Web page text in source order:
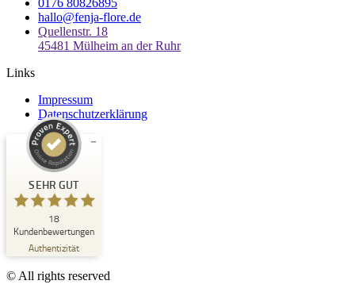
0176 80826895
hallo@fenja-flore.de
Quellenstr. 18
45481 Mülheim an der Ruhr
Links
Impressum
Datenschutzerklärung
SEHR GUT
18
Kundenbewertungen
Authentizität
Kundenbewertungen und Erfahrungen zu
SEHR GUT
5,00
/
5,00
© All rights reserved